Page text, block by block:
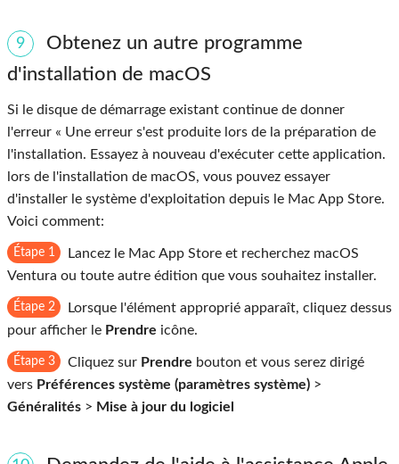
9
Obtenez un autre programme
d'installation de macOS
Si le disque de démarrage existant continue de donner
l'erreur « Une erreur s'est produite lors de la préparation de
l'installation. Essayez à nouveau d'exécuter cette application.
lors de l'installation de macOS, vous pouvez essayer
d'installer le système d'exploitation depuis le Mac App Store.
Voici comment:
Étape 1
Lancez le Mac App Store et recherchez macOS
Ventura ou toute autre édition que vous souhaitez installer.
Étape 2
Lorsque l'élément approprié apparaît, cliquez dessus
pour afficher le Prendre icône.
Étape 3 Cliquez sur Prendre bouton et vous serez dirigé
vers Préférences système (paramètres système) >
Généralités > Mise à jour du logiciel